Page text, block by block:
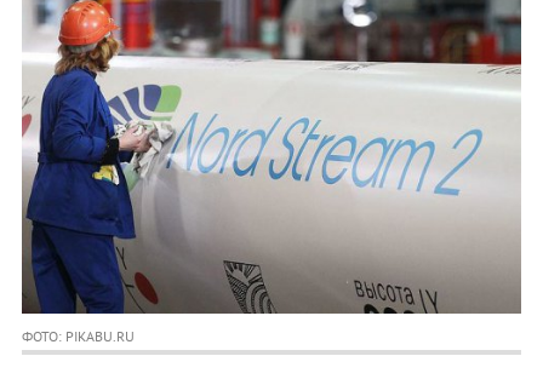
ФОТО: PIKABU.RU